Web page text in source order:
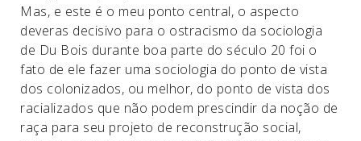
Mas, e este é o meu ponto central, o aspecto
deveras decisivo para o ostracismo da sociologia
de Du Bois durante boa parte do século 20 foi o
fato de ele fazer uma sociologia do ponto de vista
dos colonizados, ou melhor, do ponto de vista dos
racializados que não podem prescindir da noção de
raça para seu projeto de reconstrução social,